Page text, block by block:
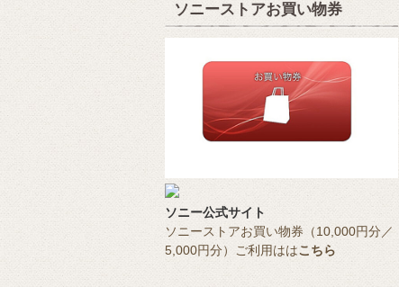
ソニーストアお買い物券
ソニー公式サイト
ソニーストアお買い物券（10,000円分／
5,000円分）ご利用ははこちら